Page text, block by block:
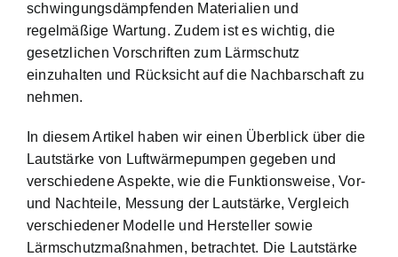
schwingungsdämpfenden Materialien und
regelmäßige Wartung. Zudem ist es wichtig, die
gesetzlichen Vorschriften zum Lärmschutz
einzuhalten und Rücksicht auf die Nachbarschaft zu
nehmen.
In diesem Artikel haben wir einen Überblick über die
Lautstärke von Luftwärmepumpen gegeben und
verschiedene Aspekte, wie die Funktionsweise, Vor-
und Nachteile, Messung der Lautstärke, Vergleich
verschiedener Modelle und Hersteller sowie
Lärmschutzmaßnahmen, betrachtet. Die Lautstärke